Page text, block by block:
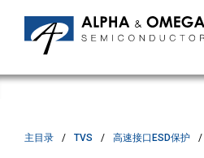
主目录 TVS 高速接口ESD保护